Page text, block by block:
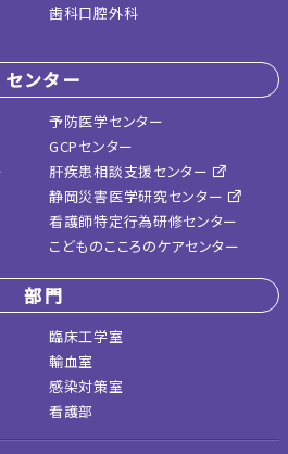
歯科口腔外科
センター
予防医学センター
GCPセンター
肝疾患相談支援センター
静岡災害医学研究センター
看護師特定行為研修センター
こどものこころのケアセンター
部門
臨床工学室
輸血室
感染対策室
看護部